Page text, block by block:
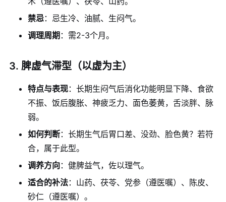
禁忌：忌生冷、油腻、生闷气。
调理周期：需2-3个月。
3. 脾虚气滞型（以虚为主）
特点与表现：长期生闷气后消化功能明显下降、食欲
不振、饭后腹胀、神疲乏力、面色萎黄，舌淡胖、脉
弱。
如何判断：长期生气后胃口差、没劲、脸色黄？若符
合，属于此型。
调养方向：健脾益气，佐以理气。
适合的补法：山药、茯苓、党参（遵医嘱）、陈皮、
砂仁（遵医嘱）。